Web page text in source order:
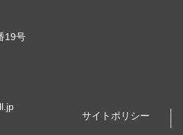
19号
サイトポリシー